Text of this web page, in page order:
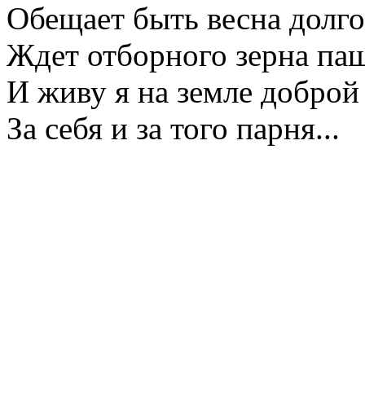
Обещает быть весна
Ждет отборного зерна
И живу я на земле доброй
За себя и за того парня...